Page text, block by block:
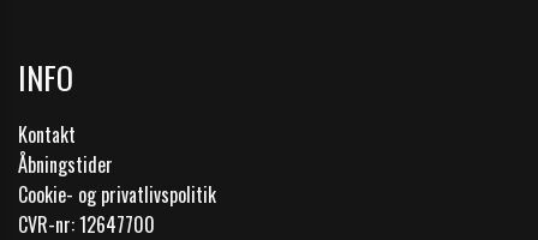
INFO
Kontakt
Åbningstider
Cookie- og privatlivspolitik
CVR-nr: 12647700